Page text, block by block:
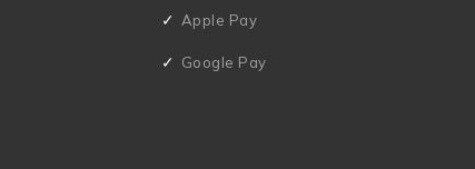
Apple Pay
Google Pay